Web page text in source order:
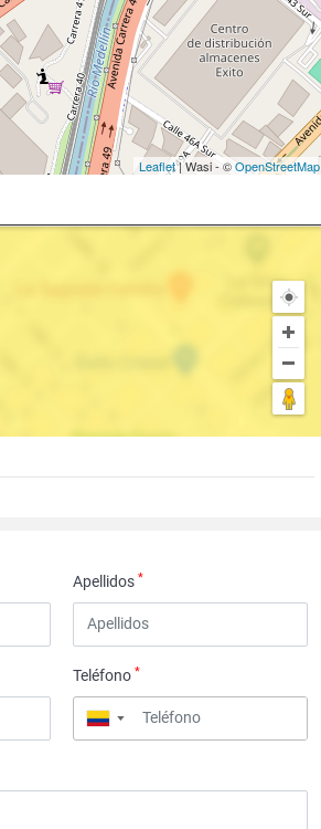
Leaflet| Wasi - ©OpenStreetMap
Apellidos*
Teléfono*
▼